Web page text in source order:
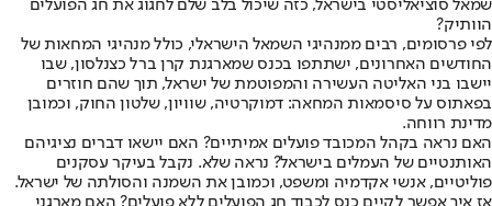
שמאל סוציאליסטי בישראל, כזה שיכול בלב שלם לחגוג את חג הפועלים
הוותיק?
לפי פרסומים, רבים ממנהיגי השמאל הישראלי, כולל מנהיגי המחאות של
החודשים האחרונים, ישתתפו בכנס שמארגנת קרן ברל כצנלסון, שבו
יישבו בני האליטה העשירה והמפוטמת של ישראל, תוך שהם חוזרים
בפאתוס על סיסמאות המחאה: דמוקרטיה, שוויון, שלטון החוק, וכמובן
מדינת רווחה.
האם נראה בקהל המכובד פועלים אמיתיים? האם יישאו דברים נציגיהם
האותנטיים של העמלים בישראל? נראה שלא. נקבל בעיקר עסקנים
פוליטיים, אנשי אקדמיה ומשפט, וכמובן את השמנה והסולתה של ישראל.